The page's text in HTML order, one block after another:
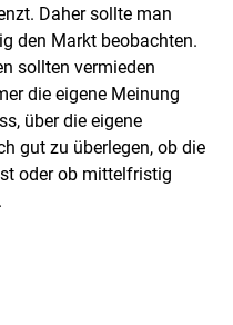
Daher sollte man
den Markt beobachten.
sollten vermieden
die eigene Meinung
über die eigene
gut zu überlegen, ob die
oder ob mittelfristig